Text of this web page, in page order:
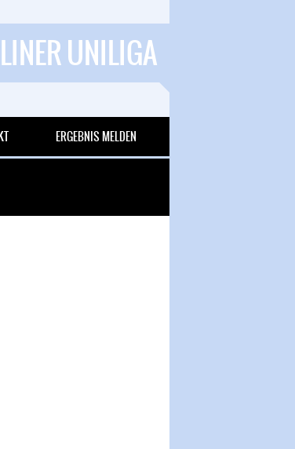
UNILIGA
ERGEBNIS MELDEN